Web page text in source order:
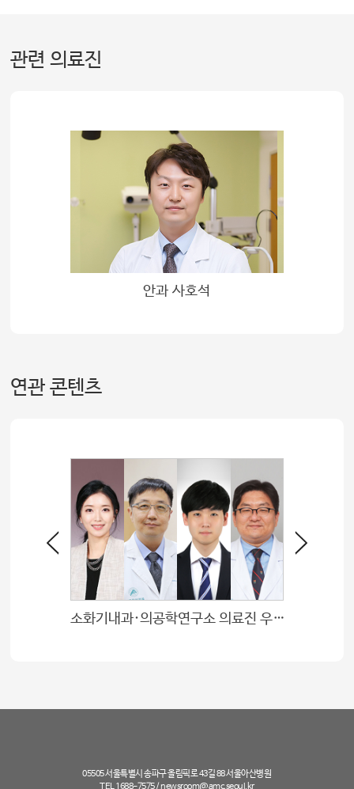
관련 의료진
안과 사호석
연관 콘텐츠
소화기내과·의공학연구소 의료진 우수포스터상
05505 서울특별시 송파구 올림픽로 43길 88 서울아산병원
TEL 1688-7575 /newsroom@amc.seoul.kr